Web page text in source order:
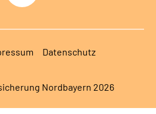
Datenschutz
Nordbayern 2026